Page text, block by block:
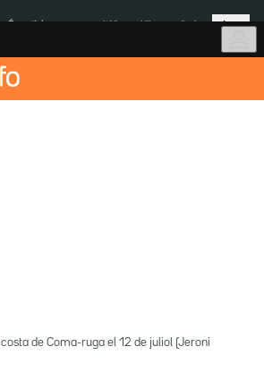
Més
de Coma-ruga el 12 de juliol (Jeroni